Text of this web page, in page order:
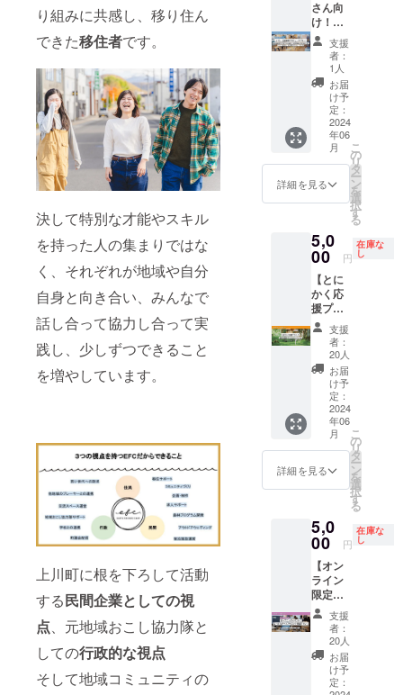
り組みに共感し、移り住ん
できた移住者です。
決して特別な才能やスキル
を持った人の集まりではな
く、それぞれが地域や自分
自身と向き合い、みんなで
話し合って協力し合って実
践し、少しずつできること
を増やしています。
上川町に根を下ろして活動
する民間企業としての視
点、元地域おこし協力隊と
しての行政的な視点
そして地域コミュニティの
紙 ・上
川町の
まちづ
くり丸
わかり
合同視
察にご
参加い
ただけ
ます
（2024
旬に開
催予
ANSHI
NDO宿
泊（2名
1泊） ※
他の支
援者様
との合
同視察
になり
ます
（最大
10名）
※他の支
援者様
と相部
屋にな
る可能
性があ
ります
につき2
名まで
ご参加
できま
す（3名
以上に
ついて
は別途
ご相談
くださ
い） ※
上川町
た、直
面して
いる課
題など
の本音
も語っ
てもら
えたこ
とで、
まちづ
くり事
業の難
しさな
どを実
感する
でき、
大変良
かった
です！
◯上川
を知
り、
知った
からこ
そ、自
分のま
ちがさ
らに好
きにな
りまし
た。伸
び代だ
で、何
ができ
るか、
何をや
りたい
か、考
えの後
押しに
なりま
した！
また、
自分の
作業内
容に合
わせて
使い分
けいた
だけま
す！
［リ
ターン
内容］
・感謝
のお手
紙 ・
ANSHI
NDO
オフィ
ス1年利
用可能
の権利
※有効期
限は
2025年
5月まで
です。
※シェア
オフィ
ス開館
時間
9:00~2
0:00（
予定）
※席が決
アドレ
スで
す。会
議室も
設ける
予定で
す。 ※
光熱水
費、荷
物受取
含む ※1
年以降
ます！
【これ
までに
視察に
来てい
ただい
た方々
からの
ご感
想】 ◯
層雲峡
には
行った
ことが
ありま
が、上
川町が
どんな
まちか
という
ことは
全く知
らない
状態
だった
ので、
実際に
行って
規模感
や温度
感を感
じられ
です。
お金や
運営に
かかわ
る話を
がっつ
りして
いただ
いたの
があり
がた
かった
ワーキ
ングス
ペース
もご利
用いた
だけま
す！ す
ごい！
めっ
ちゃお
得！ 交
流ス
ペース
併設の
ポルト
ワーキ
ングス
ペース
は程よ
い雑踏
の中で
の作業
や、地
域の
方々と
の交流
にもお
すす
め！静
かに
黙々と
作業が
NDOの
シェア
オフィ
スへ！
気分や
作業内
容に合
わせて
使い分
けいた
だけま
す！
NDOか
ら徒歩
30秒の
ところ
にある
PORTO
のコ
ワーキ
ングス
ペース
も1年間
ご利用
いただ
けま
す！ す
めっ
ちゃお
得！ 交
流ス
ペース
併設の
ポルト
のコ
ワーキ
ングス
ペース
は程よ
い雑踏
の中で
の作業
や、地
域の
すす
め！ 静
かに
黙々と
作業が
したい
ときは
ANSHI
NDOの
シェア
オフィ
スへ！
求人の
お手伝
いをし
ます！
具体的
には求
人記事
を制作
し、
SNS等
で情報
を拡散
しま
す！
EFCに
在、志
水と絹
張のほ
かに3名
のス
タッフ
がいま
す。
SNSや
公式
noteで
配信し
ている
「くら
すよう
に遊ぶ
マガジ
信を
きっか
けに
EFCや
上川町
のこと
を知
り、可
能性を
感じて
飛び込
んでき
さん向
け！イ
ベント
企画運
営プロ
デュー
スプラ
ン！】
EFCが
御社の
希望内
容に
沿った
イベン
トの企
し、当
日の運
営も全
力でお
手伝い
しま
す！ ア
ウトド
ア関係
のイベ
ントが
得意で
すが、
屋内で
のトー
クイベ
ント、
イン配
信イベ
ントな
どもで
きま
す！
キャン
プ場を
盛り上
げるイ
ベント
をやっ
支援
者：
1人
お届
け予
定：
2024
年06
月
詳細を見る
こ
の
リ
タ
ー
ン
を
選
択
す
る
5,0
00 円
在庫な
し
【とに
かく応
援プラ
ン！】
心から
ありが
とうご
ざいま
す！！
まちを
照らす
灯台に
なれる
よう
に、頑
張りま
［リ
ターン
内容］
・感謝
のお手
紙
支援
者：
20人
お届
け予
定：
2024
年06
月
詳細を見る
こ
の
リ
タ
ー
ン
を
選
択
す
る
5,0
00 円
在庫な
し
【オン
ライン
限定！
オープ
ニング
イベン
ト！
ローカ
ルキャ
支援
者：
20人
お届
け予
定：